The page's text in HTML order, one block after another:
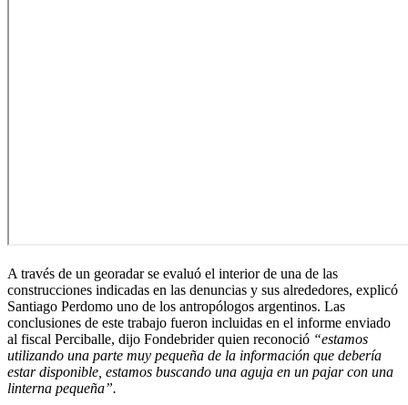
A través de un georadar se evaluó el interior de una de las
construcciones indicadas en las denuncias y sus alrededores, explicó
Santiago Perdomo uno de los antropólogos argentinos. Las
conclusiones de este trabajo fueron incluidas en el informe enviado
al fiscal Perciballe, dijo Fondebrider quien reconoció “estamos
utilizando una parte muy pequeña de la información que debería
estar disponible, estamos buscando una aguja en un pajar con una
linterna pequeña”.